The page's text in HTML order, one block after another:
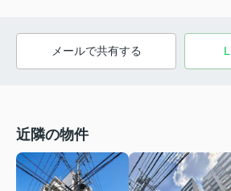
メールで共有する
近隣の物件